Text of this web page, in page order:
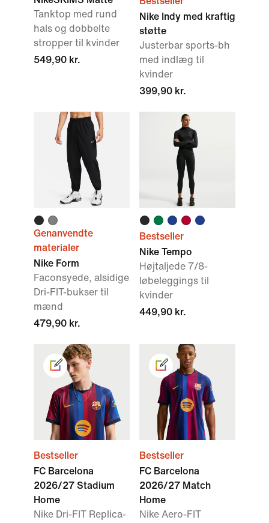
Tanktop med rund
hals og dobbelte
stropper til kvinder
549,90 kr.
Nike Indy med kraftig
støtte
Justerbar sports-bh
med indlæg til
kvinder
399,90 kr.
Genanvendte
materialer
Nike Form
Faconsyede, alsidige
Dri-FIT-bukser til
mænd
479,90 kr.
Bestseller
Nike Tempo
Højtaljede 7/8-
løbeleggings til
kvinder
449,90 kr.
Bestseller
FC Barcelona
2026/27 Stadium
Home
Nike Dri-FIT Replica-
Bestseller
FC Barcelona
2026/27 Match
Home
Nike Aero-FIT